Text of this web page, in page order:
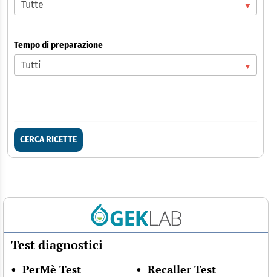
Tempo di preparazione
CERCA RICETTE
Test diagnostici
• PerMè Test • Recaller Test